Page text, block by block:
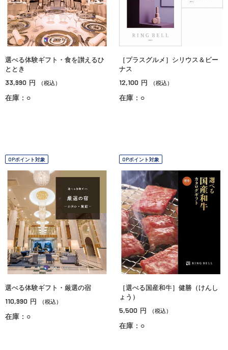
選べる体験ギフト・食を讃えるひ
ととき
33,990 円 （税込）
在庫：○
［プラスグルメ］シリウス＆ビー
ナス
12,100 円 （税込）
在庫：○
OPポイント対象
選べる体験ギフト・厳選の宿
110,990 円 （税込）
在庫：○
OPポイント対象
［選べる国産和牛］健勝（けんし
ょう）
5,500 円 （税込）
在庫：○